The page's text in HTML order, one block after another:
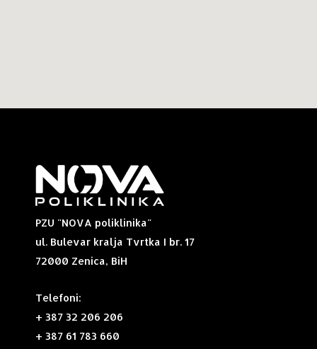
PZU "NOVA poliklinika"
ul. Bulevar kralja Tvrtka I br. 17
72000 Zenica, BiH
Telefoni:
+ 387 32 206 206
+ 387 61 783 660